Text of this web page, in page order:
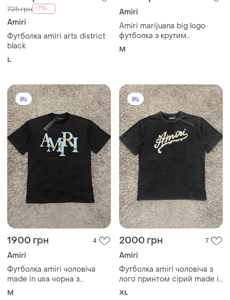
725 грн -7%
Amiri
Футболка amiri arts district
black
L
Amiri
Amiri marijuana big logo
футболка з крутим
дизайном
M
1900 грн 4
Amiri
Футболка amiri чоловіча
made in usa чорна з
принтом
M
2000 грн 7
Amiri
Футболка amiri чоловіча з
лого принтом сірий made in
usa
XL